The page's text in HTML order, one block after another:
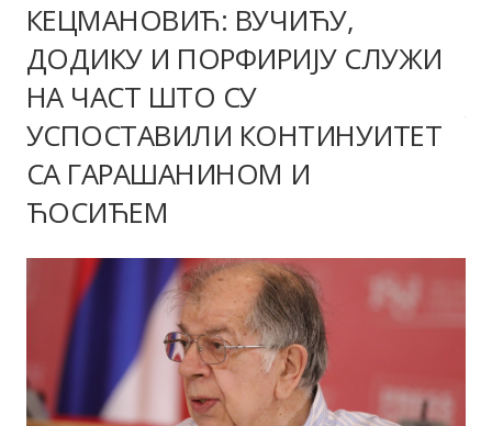
КЕЦМАНОВИЋ: ВУЧИЋУ,
ДОДИКУ И ПОРФИРИЈУ СЛУЖИ
НА ЧАСТ ШТО СУ
УСПОСТАВИЛИ КОНТИНУИТЕТ
СА ГАРАШАНИНОМ И
ЋОСИЋЕМ